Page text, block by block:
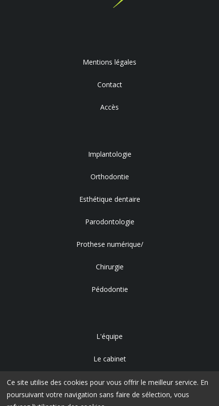
Mentions légales
Contact
Accès
Implantologie
Orthodontie
Esthétique dentaire
Parodontologie
Prothese numérique/
Chirurgie
Pédodontie
L'équipe
Le cabinet
Accès
Ce site utilise des cookies pour vous offrir le meilleur service. En
poursuivant votre navigation sans faire de sélection, vous